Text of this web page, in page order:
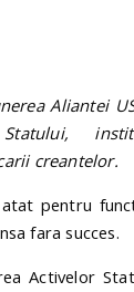
Aliantei
creantelor.
pentru
fara succes.
Activelor